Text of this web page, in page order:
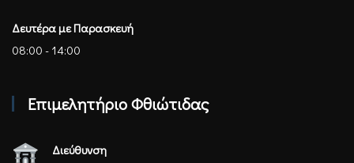
Δευτέρα με Παρασκευή
08:00 - 14:00
Επιμελητήριο Φθιώτιδας
Διεύθυνση